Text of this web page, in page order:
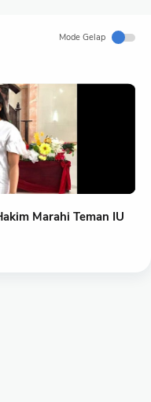
Mode Gelap
Marahi Teman IU